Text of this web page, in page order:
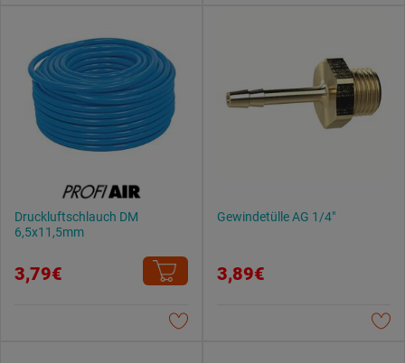
Druckluftschlauch DM
6,5x11,5mm
3,79€
Gewindetülle AG 1/4"
3,89€